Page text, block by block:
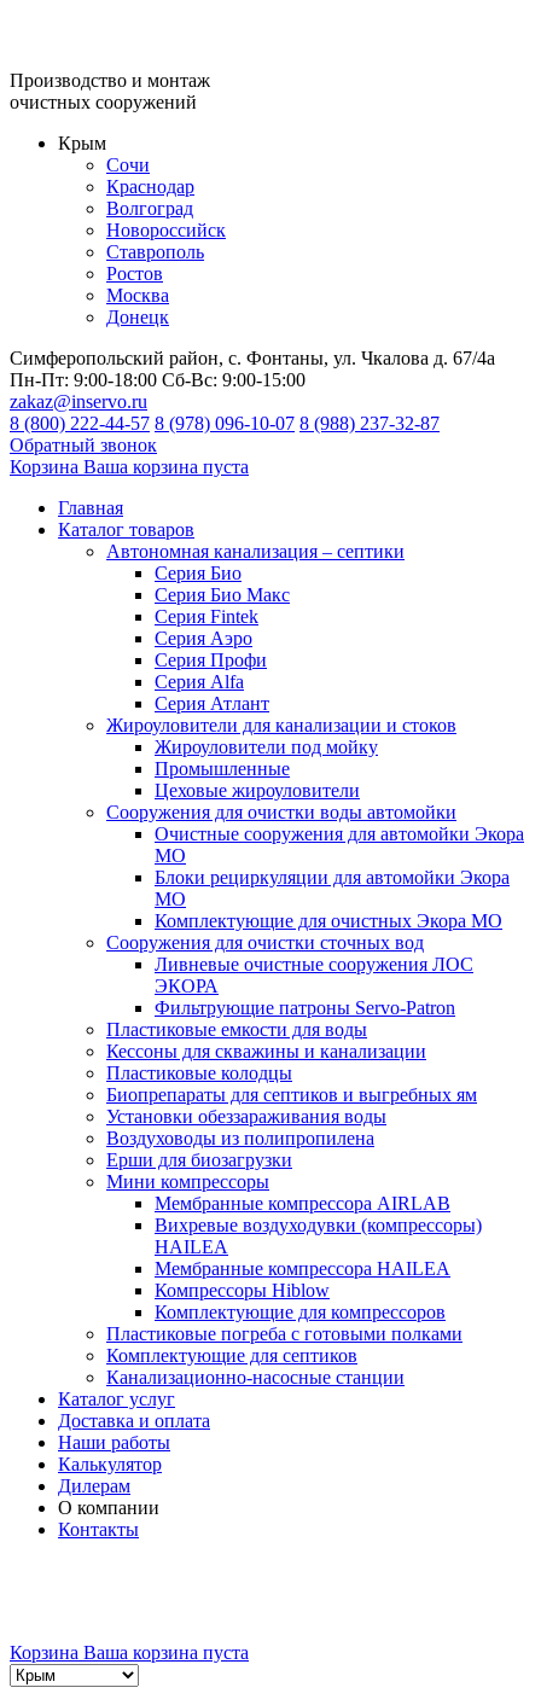
Производство и монтаж
очистных сооружений
Крым
Сочи
Краснодар
Волгоград
Новороссийск
Ставрополь
Ростов
Москва
Донецк
Симферопольский район, с. Фонтаны, ул. Чкалова д. 67/4а
Пн-Пт: 9:00-18:00 Сб-Вс: 9:00-15:00
zakaz@inservo.ru
8 (800) 222-44-57 8 (978) 096-10-07 8 (988) 237-32-87
Обратный звонок
Корзина Ваша корзина пуста
Главная
Каталог товаров
Автономная канализация – септики
Серия Био
Серия Био Макс
Серия Fintek
Серия Аэро
Серия Профи
Серия Alfa
Серия Атлант
Жироуловители для канализации и стоков
Жироуловители под мойку
Промышленные
Цеховые жироуловители
Сооружения для очистки воды автомойки
Очистные сооружения для автомойки Экора
МО
Блоки рециркуляции для автомойки Экора
МО
Комплектующие для очистных Экора МО
Сооружения для очистки сточных вод
Ливневые очистные сооружения ЛОС
ЭКОРА
Фильтрующие патроны Servo-Patron
Пластиковые емкости для воды
Кессоны для скважины и канализации
Пластиковые колодцы
Биопрепараты для септиков и выгребных ям
Установки обеззараживания воды
Воздуховоды из полипропилена
Ерши для биозагрузки
Мини компрессоры
Мембранные компрессора AIRLAB
Вихревые воздуходувки (компрессоры)
HAILEA
Мембранные компрессора HAILEA
Компрессоры Hiblow
Комплектующие для компрессоров
Пластиковые погреба с готовыми полками
Комплектующие для септиков
Канализационно-насосные станции
Каталог услуг
Доставка и оплата
Наши работы
Калькулятор
Дилерам
О компании
Контакты
Корзина Ваша корзина пуста